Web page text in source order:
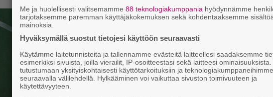
Me ja huolellisesti valitsemamme 88 teknologiakumppania hyödynnämme
tarjotaksemme paremman käyttäjäkokemuksen sekä kohdentaaksemme
mainoksia.
Hyväksymällä suostut tietojesi käyttöön seuraavasti
Käytämme laitetunnisteita ja tallennamme evästeitä laitteellesi saadaksemme
esimerkiksi sivuista, joilla vierailit, IP-osoitteestasi sekä laitteesi
tutustumaan yksityiskohtaisesti käyttötarkoituksiin ja teknologiakumppaneihimme
seuraavalla välilehdellä. Hylkääminen voi vaikuttaa sivuston toimivuuteen ja
käytettävyyteen.